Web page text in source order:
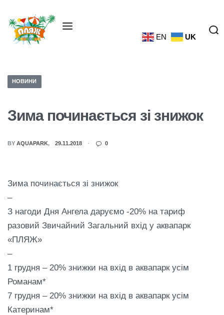
EN UK
НОВИНИ
Зима починається зі знижок
BY AQUAPARK 29.11.2018 0
Зима починається зі знижок
–
З нагоди Дня Ангела даруємо -20% на тариф
разовий Звичайний Загальний вхід у аквапарк
«ПЛЯЖ»
–
1 грудня – 20% знижки на вхід в аквапарк усім
Романам*
7 грудня – 20% знижки на вхід в аквапарк усім
Катеринам*